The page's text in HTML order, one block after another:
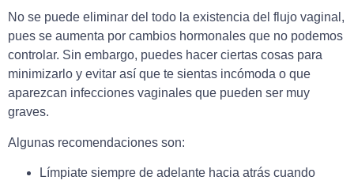
No se puede eliminar del todo la existencia del flujo vaginal,
pues se aumenta por cambios hormonales que no podemos
controlar. Sin embargo, puedes hacer ciertas cosas para
minimizarlo y evitar así que te sientas incómoda o que
aparezcan infecciones vaginales que pueden ser muy
graves.
Algunas recomendaciones son:
Límpiate siempre de adelante hacia atrás cuando